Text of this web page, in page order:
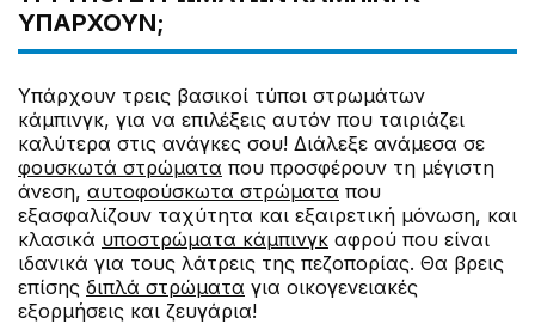
ΥΠΆΡΧΟΥΝ;
Υπάρχουν τρεις βασικοί τύποι στρωμάτων
κάμπινγκ, για να επιλέξεις αυτόν που ταιριάζει
καλύτερα στις ανάγκες σου! Διάλεξε ανάμεσα σε
φουσκωτά στρώματα που προσφέρουν τη μέγιστη
άνεση, αυτοφούσκωτα στρώματα που
εξασφαλίζουν ταχύτητα και εξαιρετική μόνωση, και
κλασικά υποστρώματα κάμπινγκ αφρού που είναι
ιδανικά για τους λάτρεις της πεζοπορίας. Θα βρεις
επίσης διπλά στρώματα για οικογενειακές
εξορμήσεις και ζευγάρια!